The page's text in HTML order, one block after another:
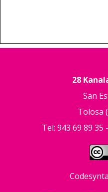
28
San
Tolosa
Tel: 943 69 89 35 -